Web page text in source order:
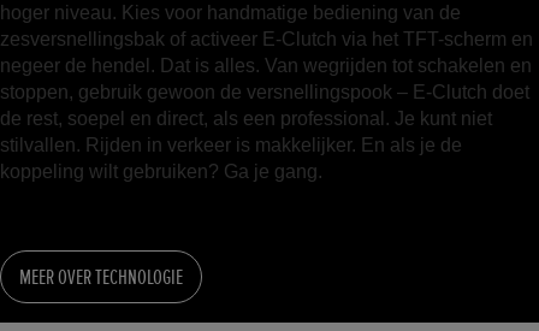
hoger niveau. Kies voor handmatige bediening van de
zesversnellingsbak of activeer E-Clutch via het TFT-scherm en
negeer de hendel. Dat is alles. Van wegrijden tot schakelen en
stoppen, gebruik gewoon de versnellingspook – E-Clutch doet
de rest, soepel en direct, als een professional. Je kunt niet
stilvallen. Rijden in verkeer is makkelijker. En als je de
koppeling wilt gebruiken? Ga je gang.
MEER OVER TECHNOLOGIE